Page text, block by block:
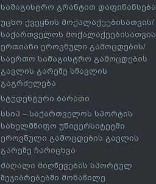
სამაგისტრო გრანტით დაფინანსება
უცხო ქვეყნის მოქალაქეებისათვის/
საქართველოს მოქალაქეებისათვის
ერთიანი ეროვნული გამოცდების/
საერთო სამაგისტრო გამოცდების
გავლის გარეშე სწავლის
გაგრძელება
სტუდენტური ბარათი
სსიპ – საქართველოს სპორტის
სახელმწიფო უნივერსიტეტში
ეროვნული გამოცდების გავლის
გარეშე ჩარიცხვა
მაღალი მიღწევების სპორტულ
შეჯიბრებებში მონაწილე